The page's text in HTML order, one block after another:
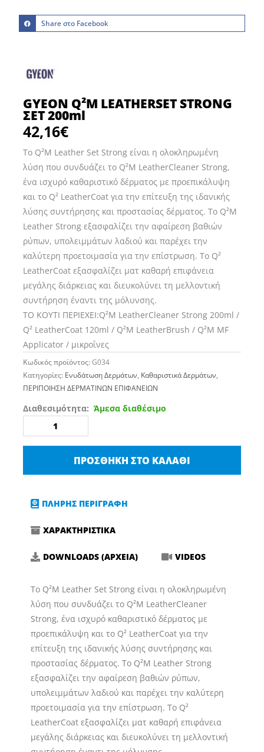
Share στο Facebook
GYEON Q²M LEATHERSET STRONG
ΣΕΤ 200ml
42,16€
Το Q²M Leather Set Strong είναι η ολοκληρωμένη
λύση που συνδυάζει το Q²M LeatherCleaner Strong,
ένα ισχυρό καθαριστικό δέρματος με προεπικάλυψη
και το Q² LeatherCoat για την επίτευξη της ιδανικής
λύσης συντήρησης και προστασίας δέρματος. Το Q²M
Leather Strong εξασφαλίζει την αφαίρεση βαθιών
ρύπων, υπολειμμάτων λαδιού και παρέχει την
καλύτερη προετοιμασία για την επίστρωση. Το Q²
LeatherCoat εξασφαλίζει ματ καθαρή επιφάνεια
μεγάλης διάρκειας και διευκολύνει τη μελλοντική
συντήρηση έναντι της μόλυνσης.
ΤΟ ΚΟΥΤΙ ΠΕΡΙΕΧΕΙ:Q²M LeatherCleaner Strong 200ml /
Q² LeatherCoat 120ml / Q²M LeatherBrush / Q²M MF
Applicator / μικροΐνες
Κωδικός προϊόντος:G034
Κατηγορίες: Ενυδάτωση Δερμάτων, Καθαριστικά Δερμάτων,
ΠΕΡΙΠΟΙΗΣΗ ΔΕΡΜΑΤΙΝΩΝ ΕΠΙΦΑΝΕΙΩΝ
Διαθεσιμότητα: Άμεσα διαθέσιμο
GYEON
LEATHERSET
ποσότητα
ΠΡΟΣΘΉΚΗ ΣΤΟ ΚΑΛΆΘΙ
ΠΛΗΡΗΣ ΠΕΡΙΓΡΑΦΗ
ΧΑΡΑΚΤΗΡΙΣΤΙΚΑ
DOWNLOADS (ΑΡΧΕΙΑ) VIDEOS
Το Q²M Leather Set Strong είναι η ολοκληρωμένη
λύση που συνδυάζει το Q²M LeatherCleaner
Strong, ένα ισχυρό καθαριστικό δέρματος με
προεπικάλυψη και το Q² LeatherCoat για την
επίτευξη της ιδανικής λύσης συντήρησης και
προστασίας δέρματος. Το Q²M Leather Strong
εξασφαλίζει την αφαίρεση βαθιών ρύπων,
υπολειμμάτων λαδιού και παρέχει την καλύτερη
προετοιμασία για την επίστρωση. Το Q²
LeatherCoat εξασφαλίζει ματ καθαρή επιφάνεια
μεγάλης διάρκειας και διευκολύνει τη μελλοντική